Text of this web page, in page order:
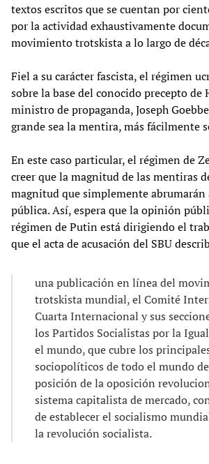
textos escritos que se cuentan por
por la actividad exhaustivamente
movimiento trotskista a lo largo de
Fiel a su carácter fascista, el régimen
sobre la base del conocido precepto de
ministro de propaganda, Joseph
grande sea la mentira, más fácilmente
En este caso particular, el régimen de
creer que la magnitud de las mentiras
magnitud que simplemente
pública. Así, espera que la opinión
régimen de Putin está dirigiendo el
que el acta de acusación del SBU
una publicación en línea del
trotskista mundial, el Comité
Cuarta Internacional y sus
los Partidos Socialistas por la
el mundo, que cubre los
sociopolíticos de todo el mundo
posición de la oposición
sistema capitalista de mercado,
de establecer el socialismo
la revolución socialista.